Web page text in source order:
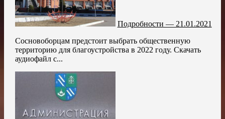
Подробности — 21.01.2021
Сосновоборцам предстоит выбрать общественную
территорию для благоустройства в 2022 году. Скачать
аудиофайл с...